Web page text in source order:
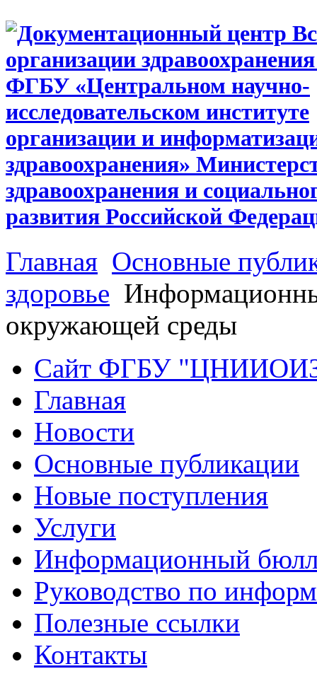
Главная Основные
здоровье
окружающей среды
Сайт ФГБУ
Главная
Новости
Основные публикации
Новые поступления
Услуги
Информационный
Руководство по
Полезные ссылки
Контакты